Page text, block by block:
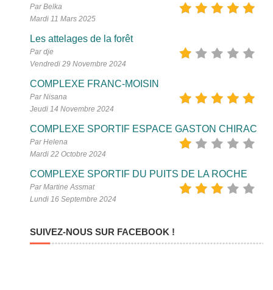
Par Belka
Mardi 11 Mars 2025
Les attelages de la forêt
Par dje
Vendredi 29 Novembre 2024
COMPLEXE FRANC-MOISIN
Par Nisana
Jeudi 14 Novembre 2024
COMPLEXE SPORTIF ESPACE GASTON CHIRAC
Par Helena
Mardi 22 Octobre 2024
COMPLEXE SPORTIF DU PUITS DE LA ROCHE
Par Martine Assmat
Lundi 16 Septembre 2024
SUIVEZ-NOUS SUR FACEBOOK !